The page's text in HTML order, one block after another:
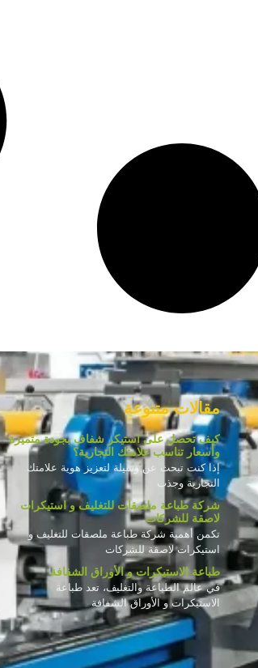
مقالات متنوعة
كيف تحصل على استيكر شفاف بجودة متميزة
وأسعار تناسب علامتك التجارية؟
إذا كنت تبحث عن وسيلة لتعزيز هوية علامتك
التجارية وجذب
شركة طباعة ملصقات للتغليف و استيكرات
لاصقة للشركات
تكمن أهمية شركة طباعة ملصقات للتغليف و
استيكرات لاصقة للشركات
طباعة الاستيكرات و الأوراق الشفافة
في عالم الطباعة والتغليف، تعد طباعة
الاستيكرات و الأوراق الشفافة